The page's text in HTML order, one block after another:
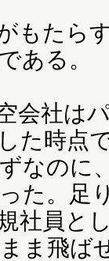
もたら
ある。
会社は
た時点
なのに
た。足
社員と
ま飛ば